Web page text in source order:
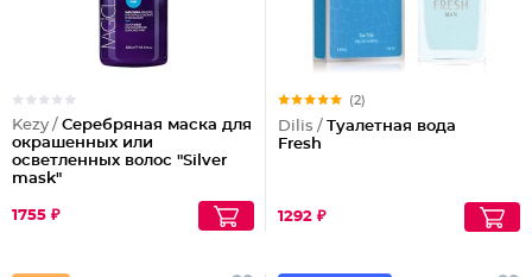
Kezy / Серебряная маска для
окрашенных или
осветленных волос "Silver
mask"
1755 ₽
(2)
Dilis / Туалетная вода
Fresh
1292 ₽